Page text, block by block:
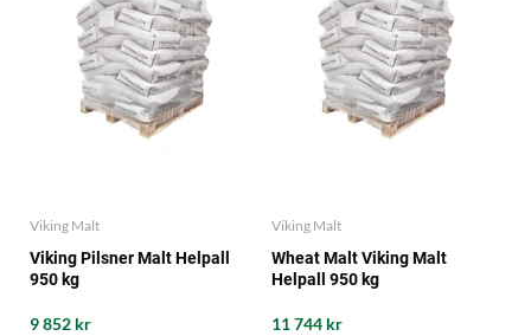
Viking Malt
Viking Pilsner Malt Helpall
950 kg
9 852 kr
Viking Malt
Wheat Malt Viking Malt
Helpall 950 kg
11 744 kr